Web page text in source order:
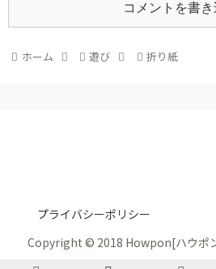
コメントを書き
ホーム 遊び 折り紙
プライバシーポリシー
Copyright © 2018 Howpon[ハウポ